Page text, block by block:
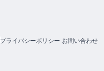
プライバシーポリシー お問い合わせ